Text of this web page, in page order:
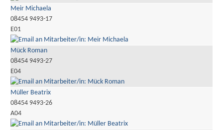
Meir Michaela
08454 9493-17
E01
Mück Roman
08454 9493-27
E04
Müller Beatrix
08454 9493-26
A04